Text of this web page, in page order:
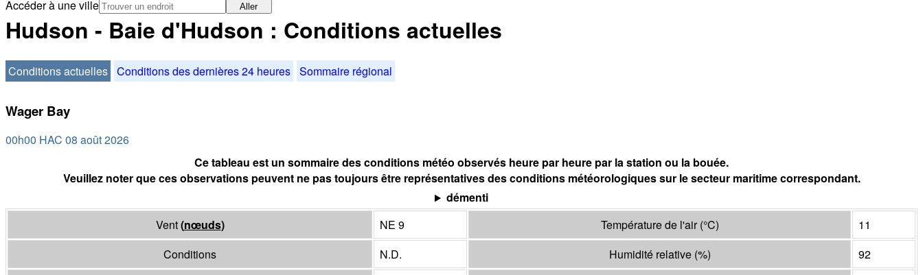
Accéder à une ville
Aller
Hudson - Baie d'Hudson : Conditions actuelles
Conditions actuelles Conditions des dernières 24 heures Sommaire régional
Wager Bay
00h00 HAC 08 août 2026
Ce tableau est un sommaire des conditions météo observés heure par heure par la station ou la bouée.
Veuillez noter que ces observations peuvent ne pas toujours être représentatives des conditions météorologiques sur le secteur maritime correspondant.
démenti
Vent(nœuds) NE 9 Température de l'air(°C)
11
Conditions
N.D. Humidité relative (%)
92